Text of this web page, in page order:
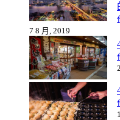
7 8 月, 2019